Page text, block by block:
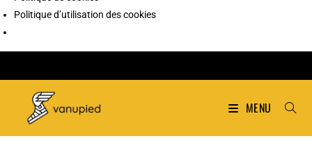
Politique d’utilisation des cookies
MENU